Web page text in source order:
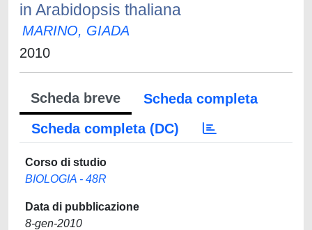
in Arabidopsis thaliana
MARINO, GIADA
2010
Scheda breve
Scheda completa
Scheda completa (DC)
Corso di studio
BIOLOGIA - 48R
Data di pubblicazione
8-gen-2010